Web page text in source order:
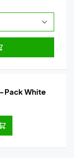
Pack White